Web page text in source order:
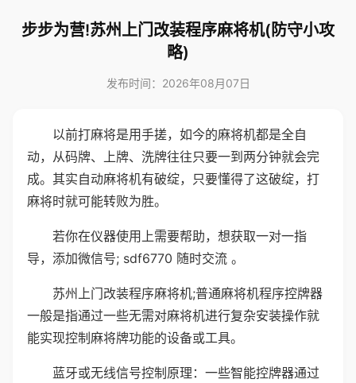
步步为营!苏州上门改装程序麻将机(防守小攻
略)
发布时间：2026年08月07日
以前打麻将是用手搓，如今的麻将机都是全自
动，从码牌、上牌、洗牌往往只要一到两分钟就会完
成。其实自动麻将机有破绽，只要懂得了这破绽，打
麻将时就可能转败为胜。
若你在仪器使用上需要帮助，想获取一对一指
导，添加微信号; sdf6770 随时交流 。
苏州上门改装程序麻将机;普通麻将机程序控牌器
一般是指通过一些无需对麻将机进行复杂安装操作就
能实现控制麻将牌功能的设备或工具。
蓝牙或无线信号控制原理：一些智能控牌器通过